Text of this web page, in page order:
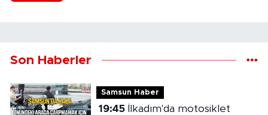
Son Haberler
Samsun Haber
19:45İlkadım'da motosiklet